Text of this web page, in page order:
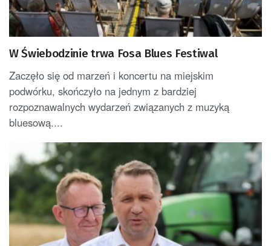
W Świebodzinie trwa Fosa Blues Festiwal
Zaczęło się od marzeń i koncertu na miejskim
podwórku, skończyło na jednym z bardziej
rozpoznawalnych wydarzeń związanych z muzyką
bluesową....